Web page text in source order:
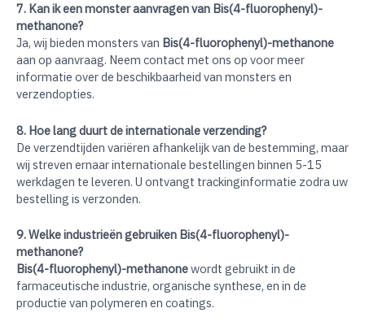
7. Kan ik een monster aanvragen van Bis(4-fluorophenyl)-
methanone?
Ja, wij bieden monsters van Bis(4-fluorophenyl)-methanone
aan op aanvraag. Neem contact met ons op voor meer
informatie over de beschikbaarheid van monsters en
verzendopties.
8. Hoe lang duurt de internationale verzending?
De verzendtijden variëren afhankelijk van de bestemming, maar
wij streven ernaar internationale bestellingen binnen 5-15
werkdagen te leveren. U ontvangt trackinginformatie zodra uw
bestelling is verzonden.
9. Welke industrieën gebruiken Bis(4-fluorophenyl)-
methanone?
Bis(4-fluorophenyl)-methanonewordt gebruikt in de
farmaceutische industrie, organische synthese, en in de
productie van polymeren en coatings.